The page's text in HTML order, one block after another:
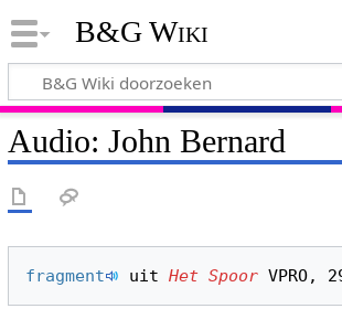
B&G Wiki
Audio: John Bernard
fragment uit Het Spoor